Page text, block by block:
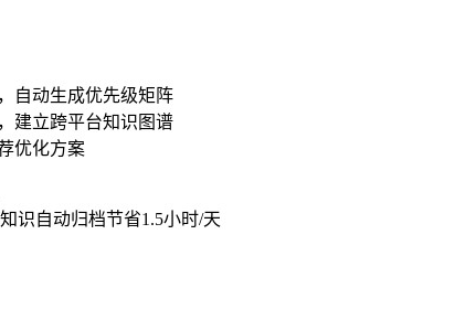
自动生成优先级矩阵
建立跨平台知识图谱
优化方案
识自动归档节省1.5小时/天